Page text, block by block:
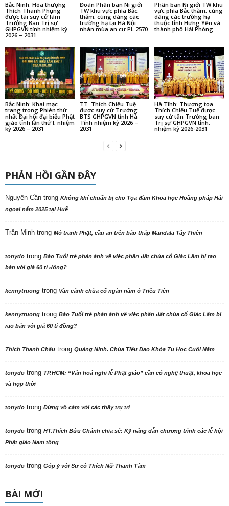
Bắc Ninh: Hòa thượng
Thích Thanh Phụng
được tái suy cử làm
Trưởng Ban Trị sự
GHPGVN tỉnh nhiệm kỳ
2026 – 2031
Đoàn Phân ban Ni giới
TW khu vực phía Bắc
thăm, cúng dàng các
trường hạ tại Hà Nội
nhân mùa an cư PL.2570
Phân ban Ni giới TW khu
vực phía Bắc thăm, cúng
dàng các trường hạ
thuộc tỉnh Hưng Yên và
thành phố Hải Phòng
Bắc Ninh: Khai mạc
trang trọng Phiên thứ
nhất Đại hội đại biểu Phật
giáo tỉnh lần thứ I, nhiệm
kỳ 2026 – 2031
TT. Thích Chiếu Tuệ
được suy cử Trưởng
BTS GHPGVN tỉnh Hà
Tĩnh nhiệm kỳ 2026 –
2031
Hà Tĩnh: Thượng tọa
Thích Chiếu Tuệ được
suy cử tân Trưởng ban
Trị sự GHPGVN tỉnh,
nhiệm kỳ 2026-2031
PHẢN HỒI GẦN ĐÂY
Nguyên Cần trong Không khí chuẩn bị cho Tọa đàm Khoa học Hoằng pháp Hải
ngoại năm 2025 tại Huế
Trần Minh trong Mở tranh Phật, cầu an trên bảo tháp Mandala Tây Thiên
tonydo trong Báo Tuổi trẻ phản ảnh về việc phần đất chùa cổ Giác Lâm bị rao
bán với giá 60 tỉ đồng?
kennytruong trong Vãn cảnh chùa cổ ngàn năm ở Triều Tiên
kennytruong trong Báo Tuổi trẻ phản ảnh về việc phần đất chùa cổ Giác Lâm bị
rao bán với giá 60 tỉ đồng?
Thích Thanh Châu trong Quảng Ninh. Chùa Tiêu Dao Khóa Tu Học Cuối Năm
tonydo trong TP.HCM: “Văn hoá nghi lễ Phật giáo” cần có nghệ thuật, khoa học
và hợp thời
tonydo trong Đừng vô cảm với các thầy trụ trì
tonydo trong HT.Thích Bửu Chánh chia sẻ: Kỹ năng dẫn chương trình các lễ hội
Phật giáo Nam tông
tonydo trong Góp ý với Sư cô Thích Nữ Thanh Tâm
BÀI MỚI